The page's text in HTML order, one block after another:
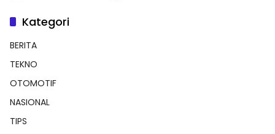
Kategori
BERITA
TEKNO
OTOMOTIF
NASIONAL
TIPS